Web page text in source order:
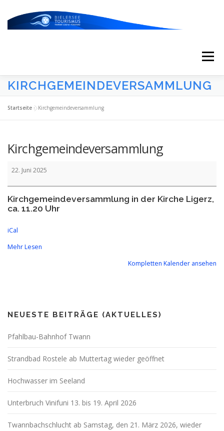
Menü
ESSEN/TRINKEN/SCHLAFEN
ÜBER UNS
KIRCHGEMEINDEVERSAMMLUNG
Startseite »Kirchgemeindeversammlung
Kirchgemeindeversammlung
22. Juni 2025
Kirchgemeindeversammlung in der Kirche Ligerz,
ca. 11.20 Uhr
iCal
Mehr Lesen
Kompletten Kalender ansehen
NEUESTE BEITRÄGE (AKTUELLES)
Pfahlbau-Bahnhof Twann
Strandbad Rostele ab Muttertag wieder geöffnet
Hochwasser im Seeland
Unterbruch Vinifuni 13. bis 19. April 2026
Twannbachschlucht ab Samstag, den 21. März 2026, wieder